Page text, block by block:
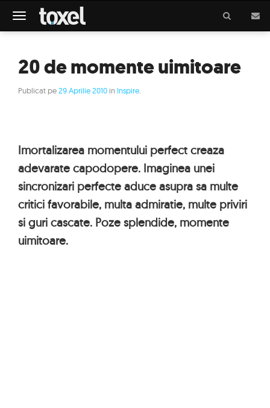
Meniu
20 de momente uimitoare
Publicat pe29 Aprilie 2010 in Inspire
Imortalizarea momentului perfect creaza
adevarate capodopere. Imaginea unei
sincronizari perfecte aduce asupra sa multe
critici favorabile, multa admiratie, multe priviri
si guri cascate. Poze splendide, momente
uimitoare.